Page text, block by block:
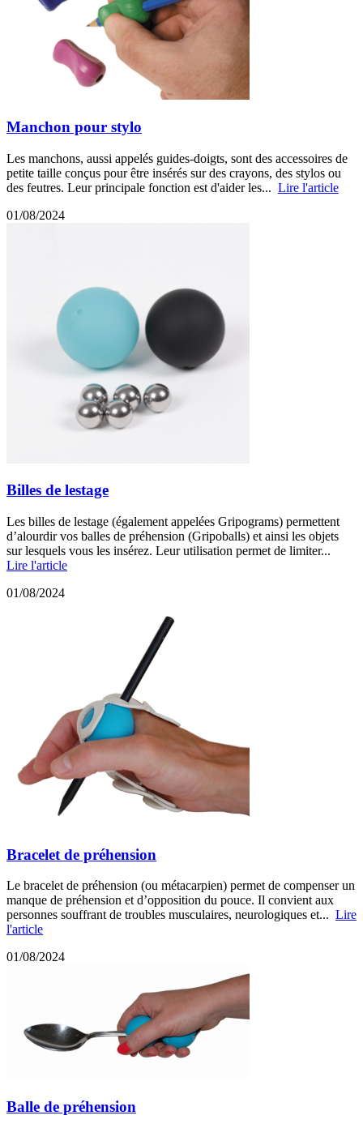
Manchon pour stylo
Les manchons, aussi appelés guides-doigts, sont des accessoires de
petite taille conçus pour être insérés sur des crayons, des stylos ou
des feutres. Leur principale fonction est d'aider les... Lire l'article
01/08/2024
Billes de lestage
Les billes de lestage (également appelées Gripograms) permettent
d’alourdir vos balles de préhension (Gripoballs) et ainsi les objets
sur lesquels vous les insérez. Leur utilisation permet de limiter...
Lire l'article
01/08/2024
Bracelet de préhension
Le bracelet de préhension (ou métacarpien) permet de compenser un
manque de préhension et d’opposition du pouce. Il convient aux
personnes souffrant de troubles musculaires, neurologiques et... Lire
l'article
01/08/2024
Balle de préhension